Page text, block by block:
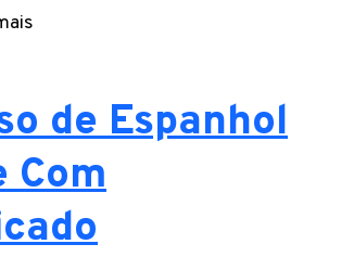
de Espanhol
Com